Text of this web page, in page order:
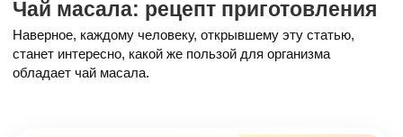
Чай масала: рецепт приготовления
Наверное, каждому человеку, открывшему эту статью,
станет интересно, какой же пользой для организма
обладает чай масала.